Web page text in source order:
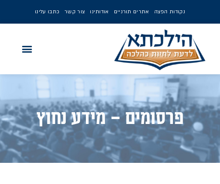
נקודות הפצה אתרים תורניים אודותינו צור קשר כתבו עלינו
פרסומים – מידע נחוץ